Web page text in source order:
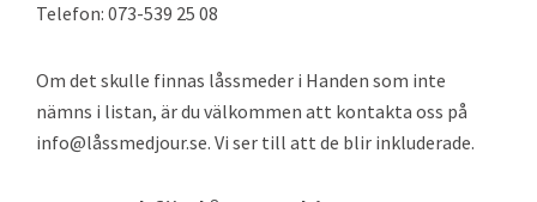
Telefon: 073-539 25 08
Om det skulle finnas låssmeder i Handen som inte
nämns i listan, är du välkommen att kontakta oss på
info@låssmedjour.se. Vi ser till att de blir inkluderade.